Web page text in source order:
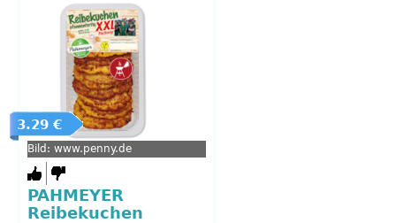
3.29 €
Bild: www.penny.de
PAHMEYER
Reibekuchen